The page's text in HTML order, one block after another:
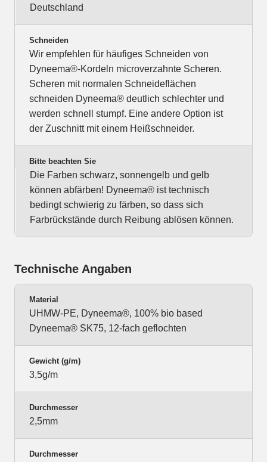
Deutschland
Schneiden
Wir empfehlen für häufiges Schneiden von
Dyneema®-Kordeln microverzahnte Scheren.
Scheren mit normalen Schneideflächen
schneiden Dyneema® deutlich schlechter und
werden schnell stumpf. Eine andere Option ist
der Zuschnitt mit einem Heißschneider.
Bitte beachten Sie
Die Farben schwarz, sonnengelb und gelb
können abfärben! Dyneema® ist technisch
bedingt schwierig zu färben, so dass sich
Farbrückstände durch Reibung ablösen können.
Technische Angaben
Material
UHMW-PE, Dyneema®, 100% bio based
Dyneema® SK75, 12-fach geflochten
Gewicht (g/m)
3,5g/m
Durchmesser
2,5mm
Durchmesser